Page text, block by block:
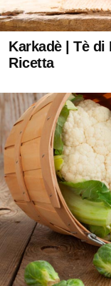
Karkadè | Tè
Ricetta